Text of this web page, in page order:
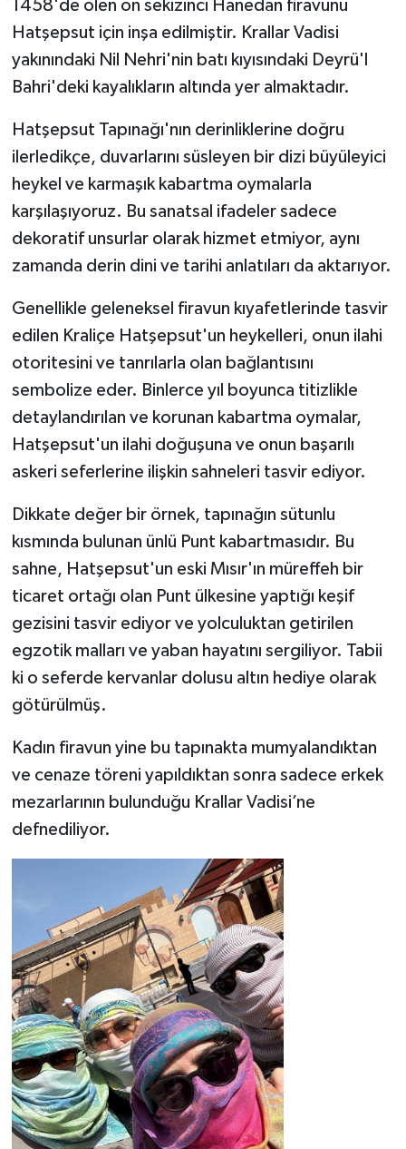
1458'de ölen on sekizinci Hanedan firavunu
Hatşepsut için inşa edilmiştir. Krallar Vadisi
yakınındaki Nil Nehri'nin batı kıyısındaki Deyrü'l
Bahri'deki kayalıkların altında yer almaktadır.
Hatşepsut Tapınağı'nın derinliklerine doğru
ilerledikçe, duvarlarını süsleyen bir dizi büyüleyici
heykel ve karmaşık kabartma oymalarla
karşılaşıyoruz. Bu sanatsal ifadeler sadece
dekoratif unsurlar olarak hizmet etmiyor, aynı
zamanda derin dini ve tarihi anlatıları da aktarıyor.
Genellikle geleneksel firavun kıyafetlerinde tasvir
edilen Kraliçe Hatşepsut'un heykelleri, onun ilahi
otoritesini ve tanrılarla olan bağlantısını
sembolize eder. Binlerce yıl boyunca titizlikle
detaylandırılan ve korunan kabartma oymalar,
Hatşepsut'un ilahi doğuşuna ve onun başarılı
askeri seferlerine ilişkin sahneleri tasvir ediyor.
Dikkate değer bir örnek, tapınağın sütunlu
kısmında bulunan ünlü Punt kabartmasıdır. Bu
sahne, Hatşepsut'un eski Mısır'ın müreffeh bir
ticaret ortağı olan Punt ülkesine yaptığı keşif
gezisini tasvir ediyor ve yolculuktan getirilen
egzotik malları ve yaban hayatını sergiliyor. Tabii
ki o seferde kervanlar dolusu altın hediye olarak
götürülmüş.
Kadın firavun yine bu tapınakta mumyalandıktan
ve cenaze töreni yapıldıktan sonra sadece erkek
mezarlarının bulunduğu Krallar Vadisi’ne
defnediliyor.